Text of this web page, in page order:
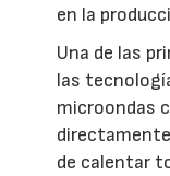
en la
Una de las
las
microondas
de calentar